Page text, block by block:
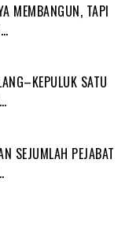
MEMBANGUN, TAPI
SATU
SEJUMLAH PEJABAT